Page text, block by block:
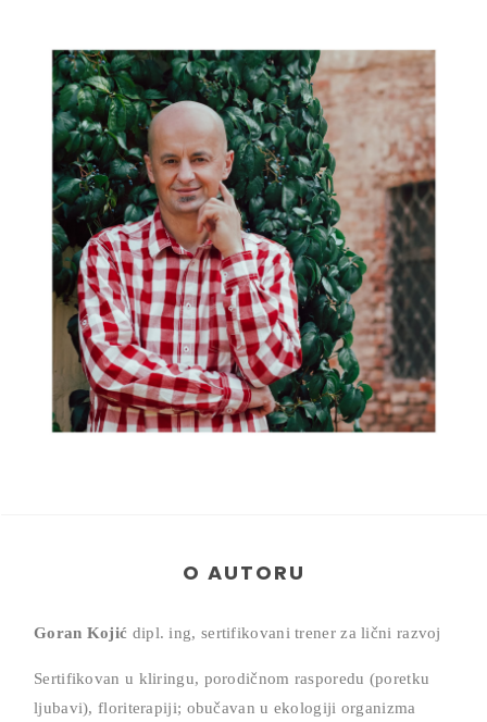
O AUTORU
Goran Kojić dipl. ing, sertifikovani trener za lični razvoj
Sertifikovan u kliringu, porodičnom rasporedu (poretku
ljubavi), floriterapiji; obučavan u ekologiji organizma